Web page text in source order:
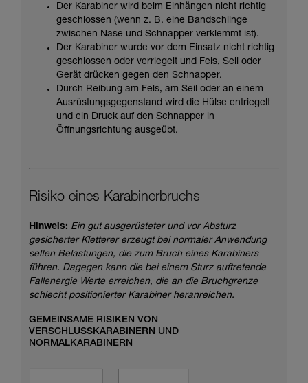
Der Karabiner wird beim Einhängen nicht richtig
geschlossen (wenn z. B. eine Bandschlinge
zwischen Nase und Schnapper verklemmt ist).
Der Karabiner wurde vor dem Einsatz nicht richtig
geschlossen oder verriegelt und Fels, Seil oder
Gerät drücken gegen den Schnapper.
Durch Reibung am Fels, am Seil oder an einem
Ausrüstungsgegenstand wird die Hülse entriegelt
und ein Druck auf den Schnapper in
Öffnungsrichtung ausgeübt.
Risiko eines Karabinerbruchs
Hinweis: Ein gut ausgerüsteter und vor Absturz
gesicherter Kletterer erzeugt bei normaler Anwendung
selten Belastungen, die zum Bruch eines Karabiners
führen. Dagegen kann die bei einem Sturz auftretende
Fallenergie Werte erreichen, die an die Bruchgrenze
schlecht positionierter Karabiner heranreichen.
GEMEINSAME RISIKEN VON
VERSCHLUSSKARABINERN UND
NORMALKARABINERN